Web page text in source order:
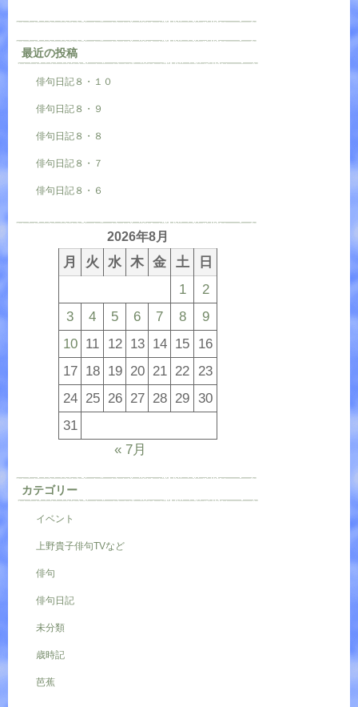
最近の投稿
俳句日記８・１０
俳句日記８・９
俳句日記８・８
俳句日記８・７
俳句日記８・６
2026年8月
月 火 水 木 金 土
日
1
2
3
4 5 6 7 8
9
10 11 12 13 14 15 16
17 18 19 20 21 22 23
24 25 26 27 28 29 30
31
« 7月
カテゴリー
イベント
上野貴子俳句TVなど
俳句
俳句日記
未分類
歳時記
芭蕉